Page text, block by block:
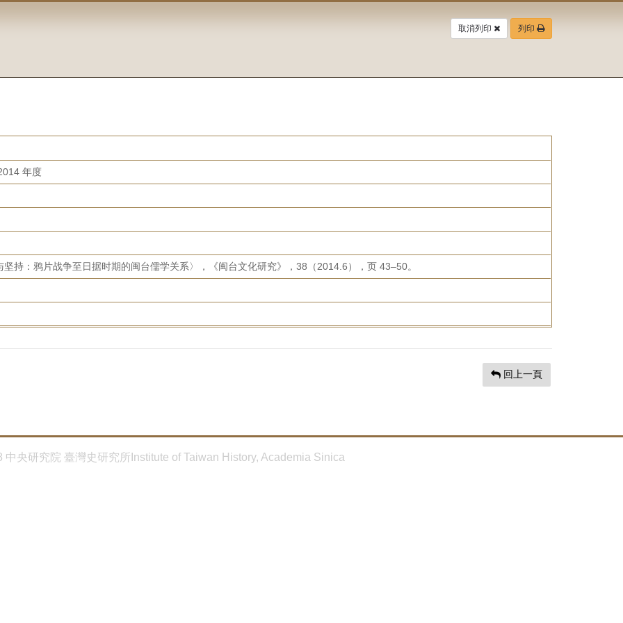
取消列印 列印
年度
坚持：鸦片战争至日据时期的闽台儒学关系〉，《闽台文化研究》，38（2014.6），页 43–50。
回上一頁
中央研究院 臺灣史研究所Institute of Taiwan History, Academia Sinica